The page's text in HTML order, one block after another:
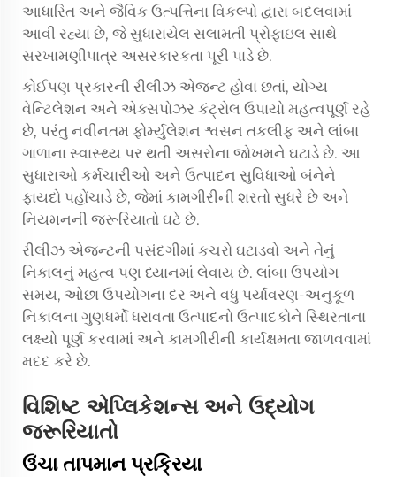
આધારિત અને જૈવિક ઉત્પત્તિના વિકલ્પો દ્વારા બદલવામાં
આવી રહ્યા છે, જે સુધારાયેલ સલામતી પ્રોફાઇલ સાથે
સરખામણીપાત્ર અસરકારકતા પૂરી પાડે છે.
કોઈપણ પ્રકારની રીલીઝ એજન્ટ હોવા છતાં, યોગ્ય
વેન્ટિલેશન અને એક્સપોઝર કંટ્રોલ ઉપાયો મહત્વપૂર્ણ રહે
છે, પરંતુ નવીનતમ ફોર્મ્યુલેશન શ્વસન તકલીફ અને લાંબા
ગાળાના સ્વાસ્થ્ય પર થતી અસરોના જોખમને ઘટાડે છે. આ
સુધારાઓ કર્મચારીઓ અને ઉત્પાદન સુવિધાઓ બંનેને
ફાયદો પહોંચાડે છે, જેમાં કામગીરીની શરતો સુધરે છે અને
નિયમનની જરૂરિયાતો ઘટે છે.
રીલીઝ એજન્ટની પસંદગીમાં કચરો ઘટાડવો અને તેનું
નિકાલનું મહત્વ પણ ધ્યાનમાં લેવાય છે. લાંબા ઉપયોગ
સમય, ઓછા ઉપયોગના દર અને વધુ પર્યાવરણ-અનુકૂળ
નિકાલના ગુણધર્મો ધરાવતા ઉત્પાદનો ઉત્પાદકોને સ્થિરતાના
લક્ષ્યો પૂર્ણ કરવામાં અને કામગીરીની કાર્યક્ષમતા જાળવવામાં
મદદ કરે છે.
વિશિષ્ટ એપ્લિકેશન્સ અને ઉદ્યોગ
જરૂરિયાતો
ઉંચા તાપમાન પ્રક્રિયા